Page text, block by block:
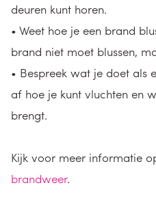
deuren kunt horen.
• Weet hoe je een brand
brand niet moet blussen,
• Bespreek wat je doet als
af hoe je kunt vluchten en
brengt.
Kijk voor meer informatie
brandweer.